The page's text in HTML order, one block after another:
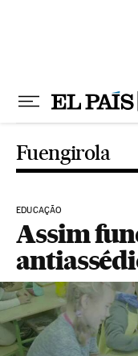
Fuengirola
EDUCAÇÃO
Assim